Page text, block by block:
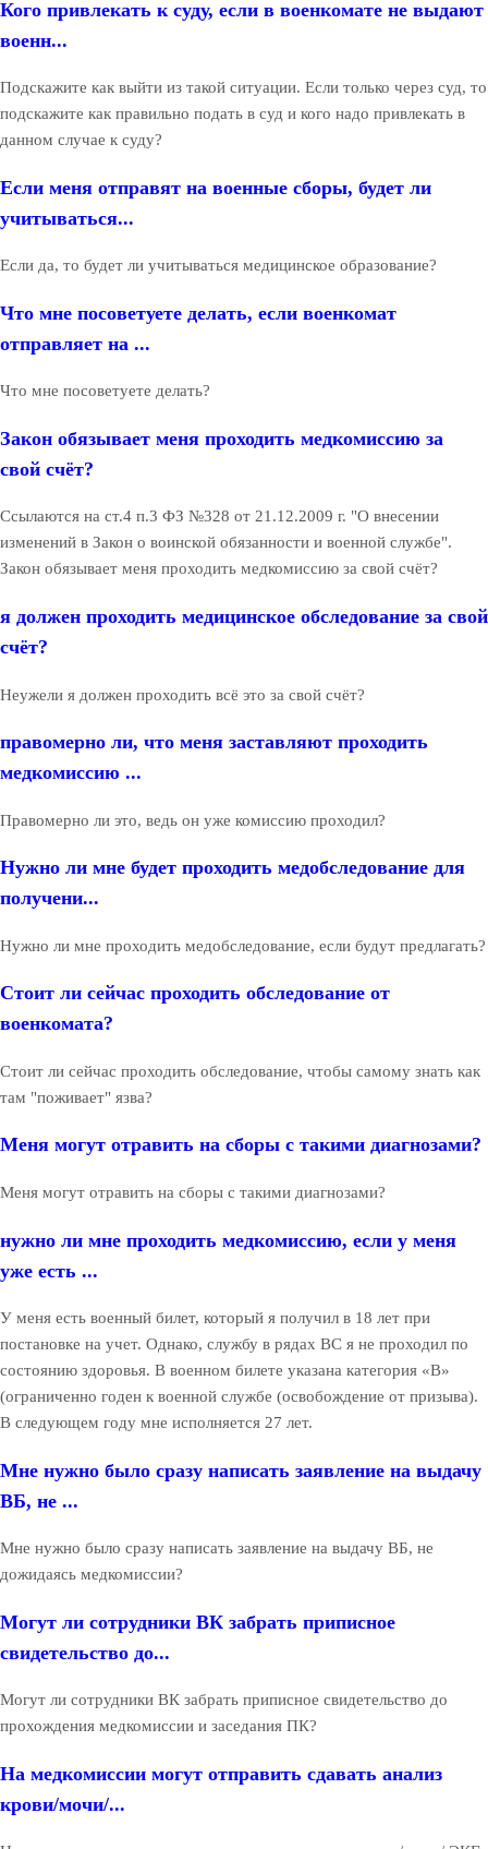
Кого привлекать к суду, если в военкомате не выдают
военн...
Подскажите как выйти из такой ситуации. Если только через суд, то
подскажите как правильно подать в суд и кого надо привлекать в
данном случае к суду?
Если меня отправят на военные сборы, будет ли
учитываться...
Если да, то будет ли учитываться медицинское образование?
Что мне посоветуете делать, если военкомат
отправляет на ...
Что мне посоветуете делать?
Закон обязывает меня проходить медкомиссию за
свой счёт?
Ссылаются на ст.4 п.3 ФЗ №328 от 21.12.2009 г. "О внесении
изменений в Закон о воинской обязанности и военной службе".
Закон обязывает меня проходить медкомиссию за свой счёт?
я должен проходить медицинское обследование за свой
счёт?
Неужели я должен проходить всё это за свой счёт?
правомерно ли, что меня заставляют проходить
медкомиссию ...
Правомерно ли это, ведь он уже комиссию проходил?
Нужно ли мне будет проходить медобследование для
получени...
Нужно ли мне проходить медобследование, если будут предлагать?
Стоит ли сейчас проходить обследование от
военкомата?
Стоит ли сейчас проходить обследование, чтобы самому знать как
там "поживает" язва?
Меня могут отравить на сборы с такими диагнозами?
Меня могут отравить на сборы с такими диагнозами?
нужно ли мне проходить медкомиссию, если у меня
уже есть ...
У меня есть военный билет, который я получил в 18 лет при
постановке на учет. Однако, службу в рядах ВС я не проходил по
состоянию здоровья. В военном билете указана категория «В»
(ограниченно годен к военной службе (освобождение от призыва).
В следующем году мне исполняется 27 лет.
Мне нужно было сразу написать заявление на выдачу
ВБ, не ...
Мне нужно было сразу написать заявление на выдачу ВБ, не
дожидаясь медкомиссии?
Могут ли сотрудники ВК забрать приписное
свидетельство до...
Могут ли сотрудники ВК забрать приписное свидетельство до
прохождения медкомиссии и заседания ПК?
На медкомиссии могут отправить сдавать анализ
крови/мочи/...